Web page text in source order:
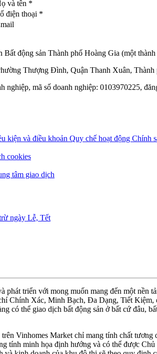
và tên *
điện thoại *
Bất động sản Thành phố Hoàng Gia (một
Thượng Đình, Quận Thanh Xuân,
nghiệp, mã số doanh nghiệp: 0103970225,
kiện và điều khoản Quy chế hoạt động Chính
cookies
tâm giao dịch
ngày Lễ, Tết
phát triển với mong muốn mang đến một nền
Chính Xác, Minh Bạch, Đa Dạng, Tiết
có thể giao dịch bất động sản ở bất cứ đâu,
Vinhomes Market chỉ mang tính chất
tính minh họa định hướng và có thể được